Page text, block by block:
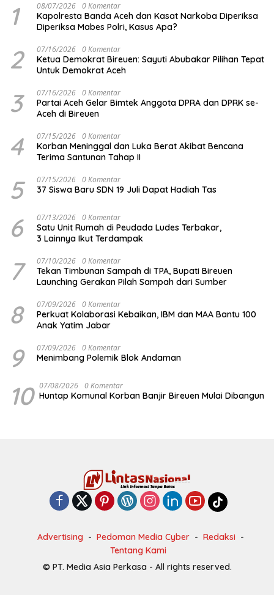
1 08/07/2026 0 Komentar
Kapolresta Banda Aceh dan Kasat Narkoba Diperiksa
Diperiksa Mabes Polri, Kasus Apa?
2 07/16/2026 0 Komentar
Ketua Demokrat Bireuen: Sayuti Abubakar Pilihan Tepat
Untuk Demokrat Aceh
3 07/16/2026 0 Komentar
Partai Aceh Gelar Bimtek Anggota DPRA dan DPRK se-
Aceh di Bireuen
4 07/15/2026 0 Komentar
Korban Meninggal dan Luka Berat Akibat Bencana
Terima Santunan Tahap II
5 07/15/2026 0 Komentar
37 Siswa Baru SDN 19 Juli Dapat Hadiah Tas
6 07/13/2026 0 Komentar
Satu Unit Rumah di Peudada Ludes Terbakar,
3 Lainnya Ikut Terdampak
7 07/10/2026 0 Komentar
Tekan Timbunan Sampah di TPA, Bupati Bireuen
Launching Gerakan Pilah Sampah dari Sumber
8 07/09/2026 0 Komentar
Perkuat Kolaborasi Kebaikan, IBM dan MAA Bantu 100
Anak Yatim Jabar
9 07/09/2026 0 Komentar
Menimbang Polemik Blok Andaman
10 07/08/2026 0 Komentar
Huntap Komunal Korban Banjir Bireuen Mulai Dibangun
Advertising Pedoman Media Cyber
Redaksi
Tentang Kami
© PT. Media Asia Perkasa - All rights reserved.